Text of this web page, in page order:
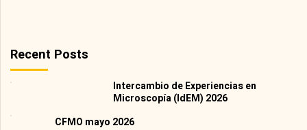
Recent Posts
Intercambio de Experiencias en
Microscopía (IdEM) 2026
CFMO mayo 2026